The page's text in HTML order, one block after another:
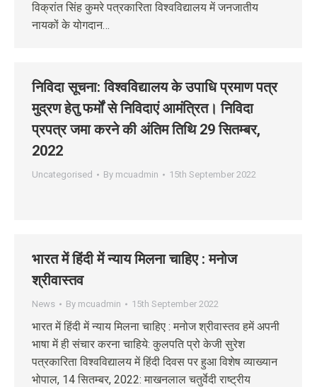
विक्रांत सिंह कुमरे पत्रकारिता विश्वविद्यालय में जनजातीय
नायकों के योगदान…
निविदा सूचना: विश्‍वविद्यालय के उपाधि प्रमाण पत्र
मुद्रण हेतु फर्मों से निविदाएं आमंत्रित। निविदा
प्रपत्र जमा करने की अंतिम तिथि 29 सितम्‍बर,
2022
Uncategorised By mcuadmin 15th September 2022
भारत में हिंदी में न्याय मिलना चाहिए : मनोज
श्रीवास्तव
News By mcuadmin 15th September 2022
भारत में हिंदी में न्याय मिलना चाहिए : मनोज श्रीवास्तव हमें अपनी
भाषा में ही संचार करना चाहिये: कुलपति प्रो केजी सुरेश
पत्रकारिता विश्वविद्यालय में हिंदी दिवस पर हुआ विशेष व्याख्यान
भोपाल, 14 सितम्‍बर, 2022: माखनलाल चतुर्वेदी राष्ट्रीय